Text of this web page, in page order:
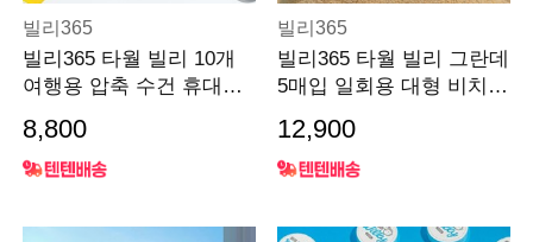
빌리365
빌리365 타월 빌리 10개
여행용 압축 수건 휴대용
8,800
빌리365
빌리365 타월 빌리 그란데
5매입 일회용 대형 비치
12,900